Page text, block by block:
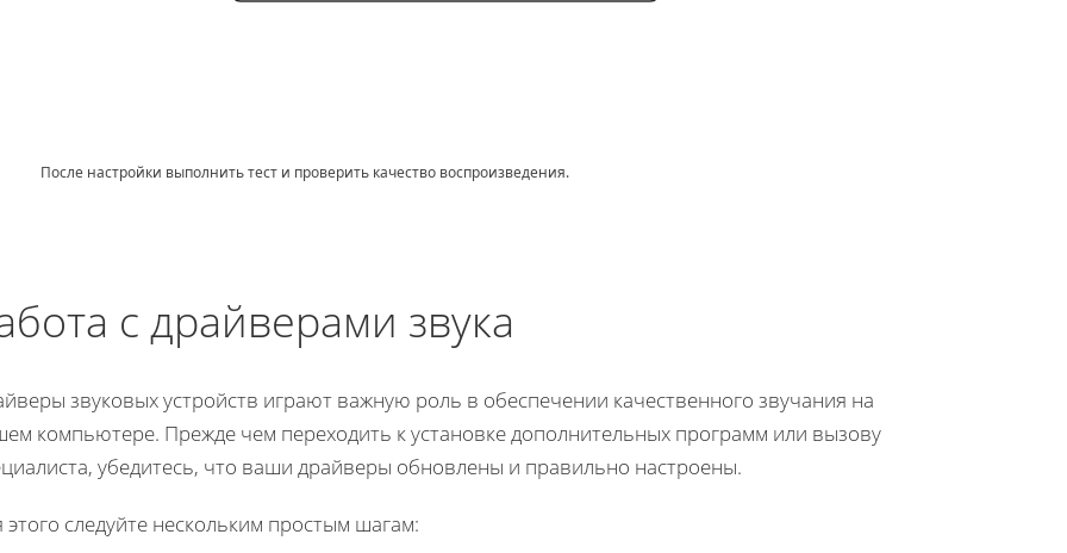
После настройки выполнить тест и проверить качество воспроизведения.
с драйверами звука
звуковых устройств играют важную роль в обеспечении качественного звучания на
компьютере. Прежде чем переходить к установке дополнительных программ или вызову
убедитесь, что ваши драйверы обновлены и правильно настроены.
этого следуйте нескольким простым шагам: